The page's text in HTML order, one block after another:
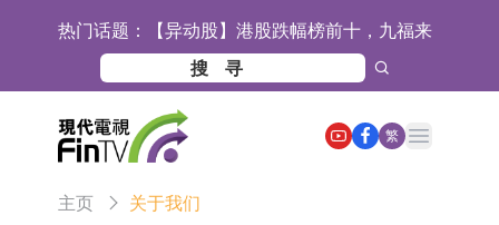
热门话题： 【异动股】港股跌幅榜前十，九福来
(08611.HK)跌21.43%，天瑞汽车内饰
(06162.HK)跌18.44%
【异动股】港股涨幅榜前十，佳明集
团控股(01271.HK)涨+78.22%，拿森
科技(02261.HK)涨+64.11%
斯迪克：公司为国内折叠屏核心功能
材料供应商
恒瑞医药：公司已在中国获批上市26
款1类创新药、6款2类新药
聚辰股份：公司VPD芯片已顺利通过
繁
Open main menu
主页 关于我们